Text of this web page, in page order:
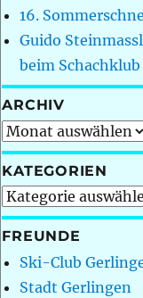
16.
Guido
beim Schachklub
ARCHIV
Archiv
KATEGORIEN
Kategorien
FREUNDE
Ski-Club
Stadt Gerlingen